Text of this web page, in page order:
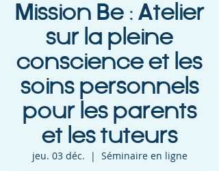
Mission Be : Atelier
sur la pleine
conscience et les
soins personnels
pour les parents
et les tuteurs
jeu. 03 déc.
  |
Séminaire en ligne